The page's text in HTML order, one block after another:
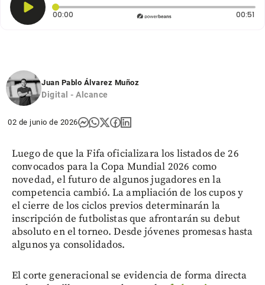
00:00 Tiempo transcurrido: 0 segundos 00:51
Juan Pablo Álvarez Muñoz
Digital - Alcance
02 de junio de 2026
Luego de que la Fifa oficializara los listados de 26
convocados para la Copa Mundial 2026 como
novedad, el futuro de algunos jugadores en la
competencia cambió. La ampliación de los cupos y
el cierre de los ciclos previos determinarán la
inscripción de futbolistas que afrontarán su debut
absoluto en el torneo. Desde jóvenes promesas hasta
algunos ya consolidados.
El corte generacional se evidencia de forma directa